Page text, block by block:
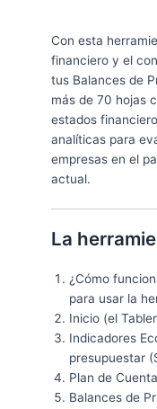
Con esta
financiero y el
tus Balances de
más de 70 hojas
estados
analíticas para
empresas en el
actual.
La
¿Cómo
para usar la
Inicio (el
Indicadores
presupuestar
Plan de
Balances de